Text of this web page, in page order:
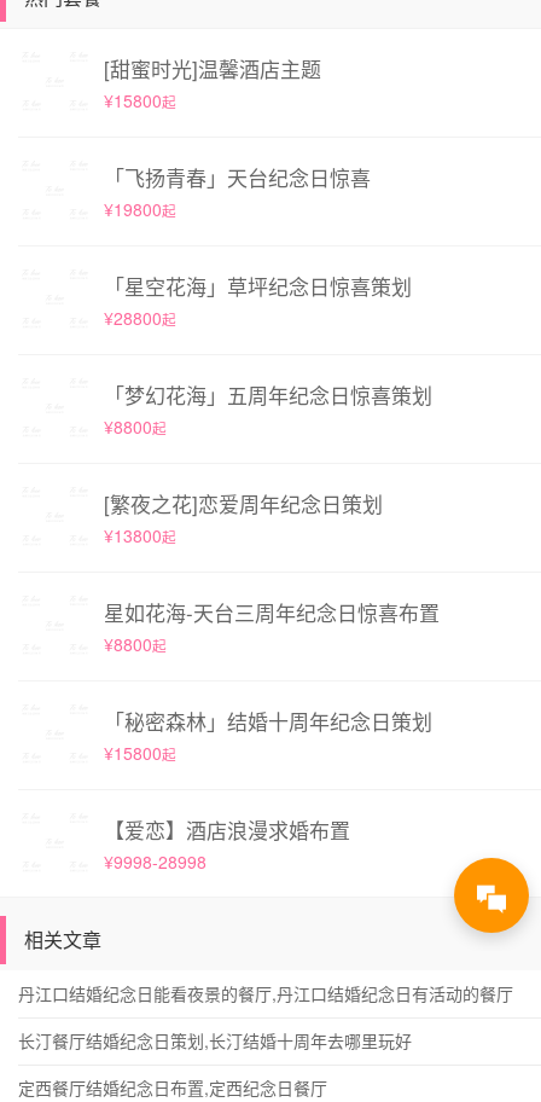
[甜蜜时光]温馨酒店主题
¥15800起
「飞扬青春」天台纪念日惊喜
¥19800起
「星空花海」草坪纪念日惊喜策划
¥28800起
「梦幻花海」五周年纪念日惊喜策划
¥8800起
[繁夜之花]恋爱周年纪念日策划
¥13800起
星如花海-天台三周年纪念日惊喜布置
¥8800起
「秘密森林」结婚十周年纪念日策划
¥15800起
【爱恋】酒店浪漫求婚布置
¥9998-28998
相关文章
丹江口结婚纪念日能看夜景的餐厅,丹江口结婚纪念日有活动的餐厅
长汀餐厅结婚纪念日策划,长汀结婚十周年去哪里玩好
定西餐厅结婚纪念日布置,定西纪念日餐厅